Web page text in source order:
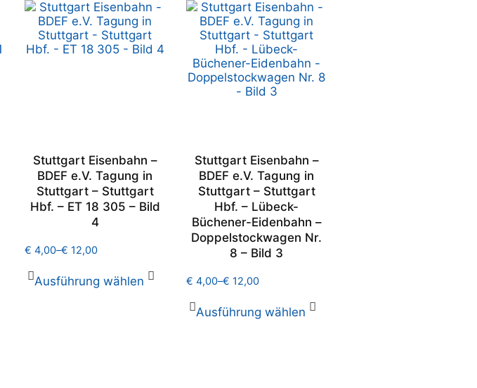
Stuttgart Eisenbahn –
BDEF e.V. Tagung in
Stuttgart – Stuttgart
Hbf. – ET 18 305 – Bild
4
€ 4,00–€ 12,00
Ausführung wählen
Stuttgart Eisenbahn –
BDEF e.V. Tagung in
Stuttgart – Stuttgart
Hbf. – Lübeck-
Büchener-Eidenbahn –
Doppelstockwagen Nr.
8 – Bild 3
€ 4,00–€ 12,00
Ausführung wählen